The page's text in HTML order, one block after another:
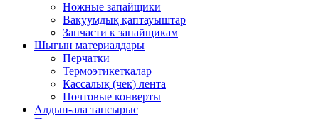
Ножные запайщики
Вакуумдық қаптауыштар
Запчасти к запайщикам
Шығын материалдары
Перчатки
Термоэтикеткалар
Кассалық (чек) лента
Почтовые конверты
Алдын-ала тапсырыс